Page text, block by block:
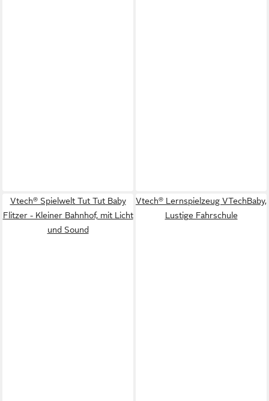
Vtech® Spielwelt Tut Tut Baby
Flitzer - Kleiner Bahnhof, mit Licht
und Sound
Vtech® Lernspielzeug VTechBaby,
Lustige Fahrschule